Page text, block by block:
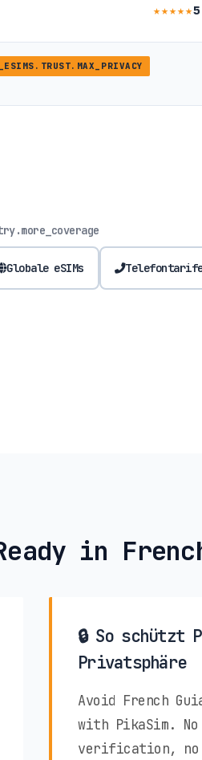
★★★★★
Globale eSIMs
in
🔒 So schützt
Privatsphäre
Avoid French
with PikaSim.
verification, no